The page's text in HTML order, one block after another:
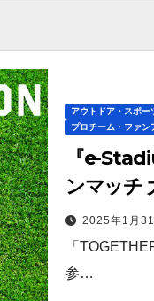
アウトドア・スポー
プロチーム・ファン
『e-
ンマッチ
サイズ
2025年1月31
「
参…